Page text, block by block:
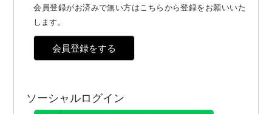
会員登録がお済みで無い方はこちらから登録をお願いいた
します。
会員登録をする
ソーシャルログイン